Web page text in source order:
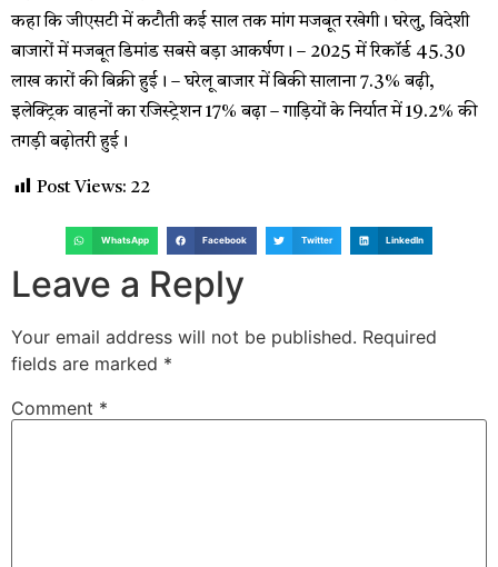
कहा कि जीएसटी में कटौती कई साल तक मांग मजबूत रखेगी। घरेलु, विदेशी
बाजारों में मजबूत डिमांड सबसे बड़ा आकर्षण। – 2025 में रिकॉर्ड 45.30
लाख कारों की बिक्री हुई। – घरेलू बाजार में बिकी सालाना 7.3% बढ़ी,
इलेक्ट्रिक वाहनों का रजिस्ट्रेशन 17% बढ़ा – गाड़ियों के निर्यात में 19.2% की
तगड़ी बढ़ोतरी हुई।
Post Views: 22
WhatsApp Facebook Twitter LinkedIn
Leave a Reply
Your email address will not be published. Required
fields are marked *
Comment *